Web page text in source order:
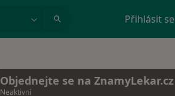
Přihlásit se
Objednejte se na ZnamyLekar.cz
Neaktivní